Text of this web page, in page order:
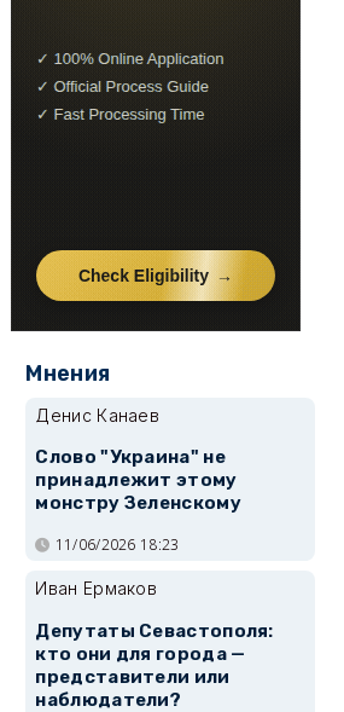
Мнения
Денис Канаев
Слово "Украина" не
принадлежит этому
монстру Зеленскому
11/06/2026 18:23
Иван Ермаков
Депутаты Севастополя:
кто они для города —
представители или
наблюдатели?